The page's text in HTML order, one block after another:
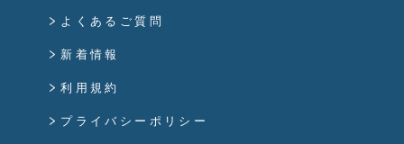
よくあるご質問
新着情報
利用規約
プライバシーポリシー